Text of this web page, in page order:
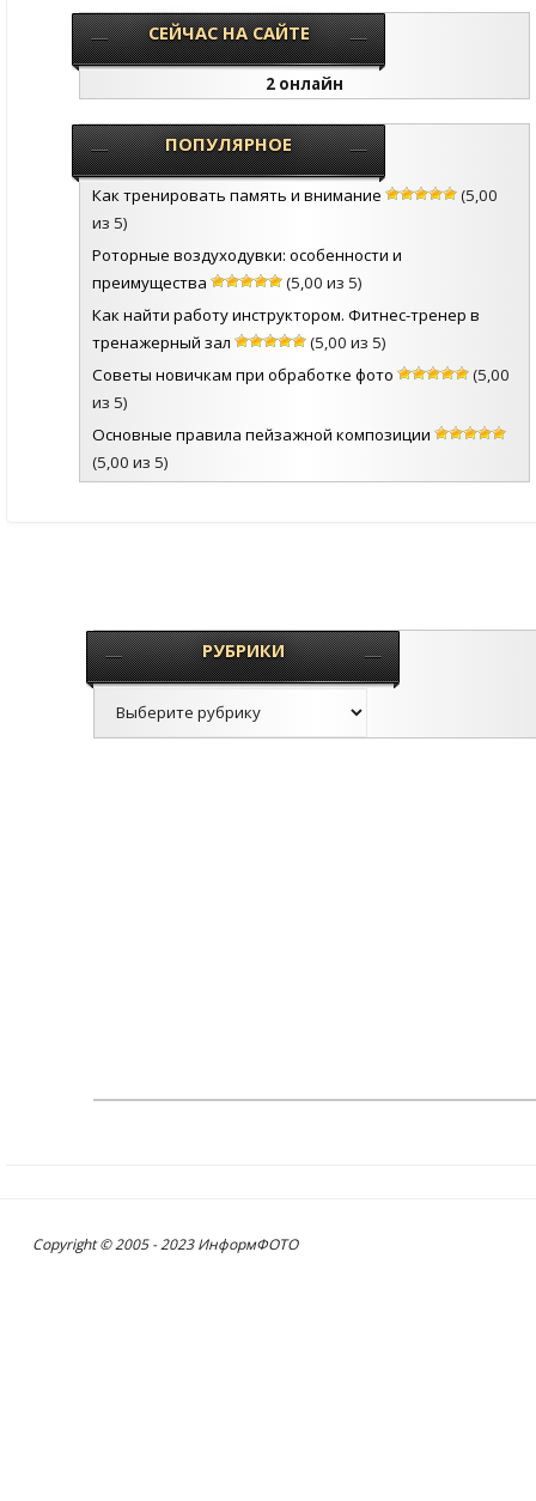
СЕЙЧАС НА САЙТЕ
2 онлайн
ПОПУЛЯРНОЕ
Как тренировать память и внимание
(5,00
из 5)
Роторные воздуходувки: особенности и
преимущества
(5,00 из 5)
Как найти работу инструктором. Фитнес-тренер в
тренажерный зал
(5,00 из 5)
Советы новичкам при обработке фото
(5,00
из 5)
Основные правила пейзажной композиции
(5,00 из 5)
РУБРИКИ
Copyright © 2005 - 2023 ИнформФОТО